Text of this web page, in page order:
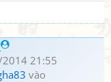
21:55
vào